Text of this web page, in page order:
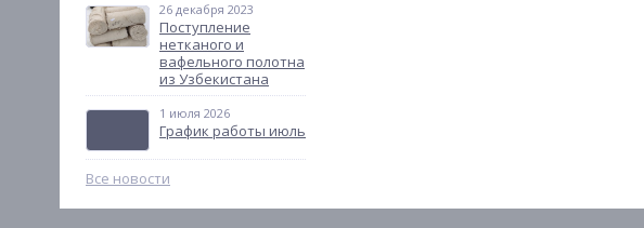
26 декабря 2023
Поступление
нетканого и
вафельного полотна
из Узбекистана
1 июля 2026
График работы июль
Все новости